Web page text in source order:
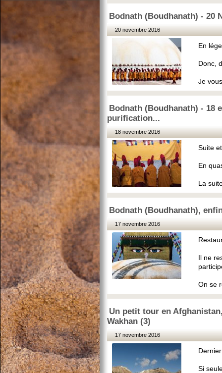
Bodnath (Boudhanath) - 20
20 novembre 2016
En
Donc,
Je
Bodnath (Boudhanath) - 18
purification...
18 novembre 2016
Suite
En
La
Bodnath (Boudhanath),
17 novembre 2016
Il ne
On se
Un petit tour en
Wakhan (3)
17 novembre 2016
Si